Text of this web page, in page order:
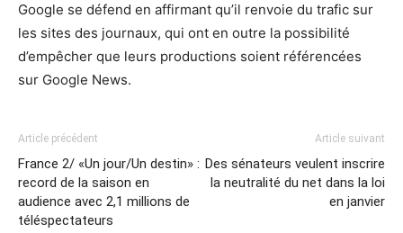
Google se défend en affirmant qu’il renvoie du trafic sur
les sites des journaux, qui ont en outre la possibilité
d’empêcher que leurs productions soient référencées
sur Google News.
Article précédent
France 2/ «Un jour/Un destin» :
record de la saison en
audience avec 2,1 millions de
téléspectateurs
Article suivant
Des sénateurs veulent inscrire
la neutralité du net dans la loi
en janvier